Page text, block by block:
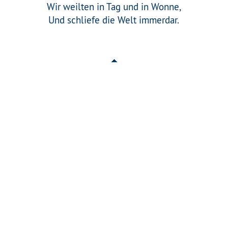
Wir weilten in Tag und in Wonne,
Und schliefe die Welt immerdar.